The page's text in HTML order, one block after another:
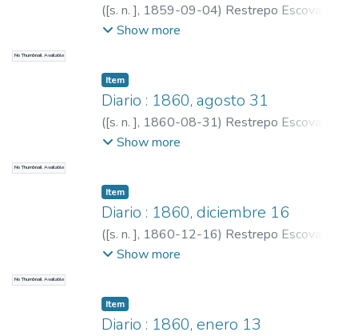
No Thumbnail Available
([s. n. ], 1859-09-04) Restrepo Escovar,
Pedro Antonio, 1815-1899
Show more
No Thumbnail Available
Item
Diario : 1860, agosto 31
([s. n. ], 1860-08-31) Restrepo Escovar,
Pedro Antonio, 1815-1899
Show more
No Thumbnail Available
Item
Diario : 1860, diciembre 16
([s. n. ], 1860-12-16) Restrepo Escovar,
Pedro Antonio, 1815-1899
Show more
Item
Diario : 1860, enero 13